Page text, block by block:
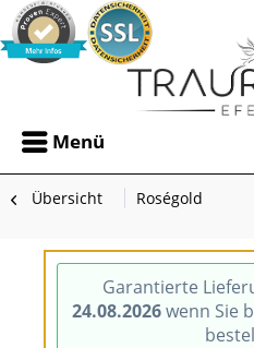
Menü
Übersicht Roségold
Garantierte
24.08.2026wenn Sie